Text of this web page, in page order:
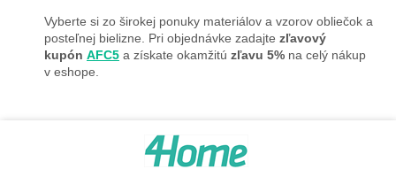
Vyberte si zo širokej ponuky materiálov a vzorov obliečok a
posteľnej bielizne. Pri objednávke zadajte zľavový
kupón AFC5 a získate okamžitú zľavu 5% na celý nákup
v eshope.